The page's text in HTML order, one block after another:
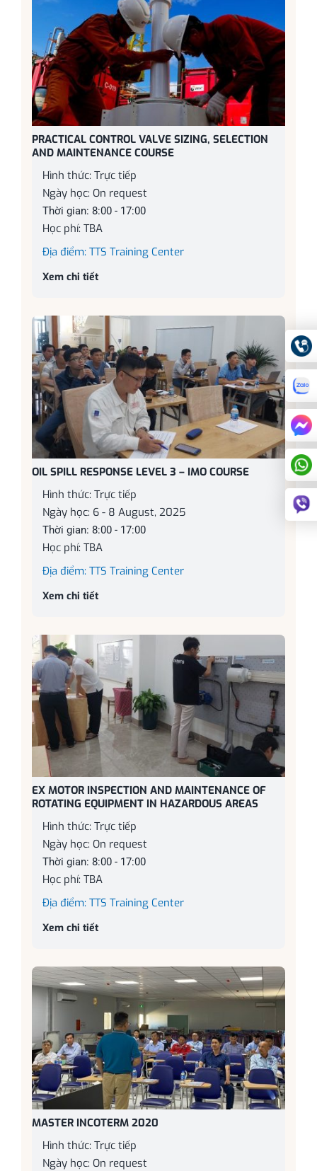
PRACTICAL CONTROL VALVE SIZING, SELECTION
AND MAINTENANCE COURSE
Hình thức: Trực tiếp
Ngày học: On request
Thời gian: 8:00 - 17:00
Học phí: TBA
Địa điểm: TTS Training Center
Xem chi tiết
OIL SPILL RESPONSE LEVEL 3 – IMO COURSE
Hình thức: Trực tiếp
Ngày học: 6 - 8 August, 2025
Thời gian: 8:00 - 17:00
Học phí: TBA
Địa điểm: TTS Training Center
Xem chi tiết
EX MOTOR INSPECTION AND MAINTENANCE OF
ROTATING EQUIPMENT IN HAZARDOUS AREAS
Hình thức: Trực tiếp
Ngày học: On request
Thời gian: 8:00 - 17:00
Học phí: TBA
Địa điểm: TTS Training Center
Xem chi tiết
MASTER INCOTERM 2020
Hình thức: Trực tiếp
Ngày học: On request